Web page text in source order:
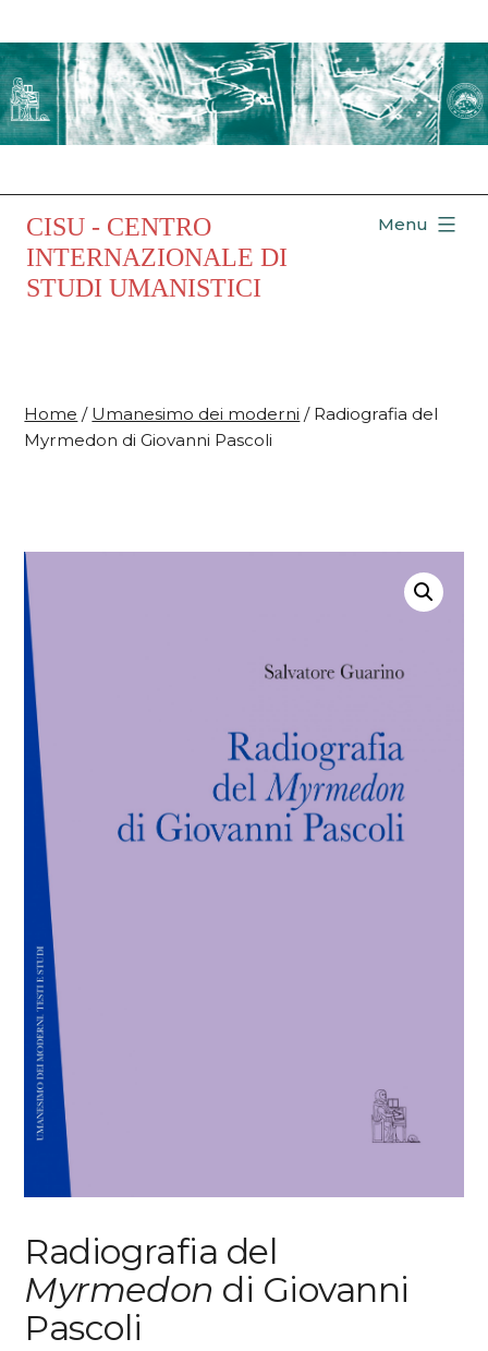
al
contenuto
CISU - CENTRO
INTERNAZIONALE DI
STUDI UMANISTICI
Menu
Home / Umanesimo dei moderni / Radiografia del
Myrmedon di Giovanni Pascoli
Radiografia del
Myrmedon di Giovanni
Pascoli